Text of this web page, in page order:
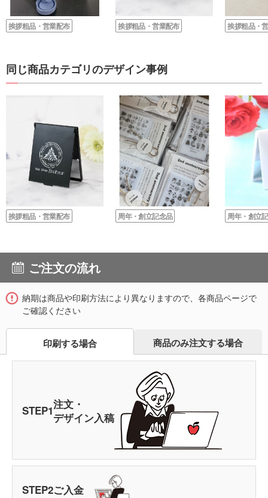
挨拶粗品・営業配布 挨拶粗品・営業配布 挨拶粗品・
同じ商品カテゴリのデザイン事例
挨拶粗品・営業配布 周年・創立記念品 周年・創立
ご注文の流れ
納期は商品や印刷方法により異なりますので、各商品ページで
ご確認ください
印刷する場合 商品のみ注文する場合
STEP1注文・
デザイン入稿
STEP2ご入金